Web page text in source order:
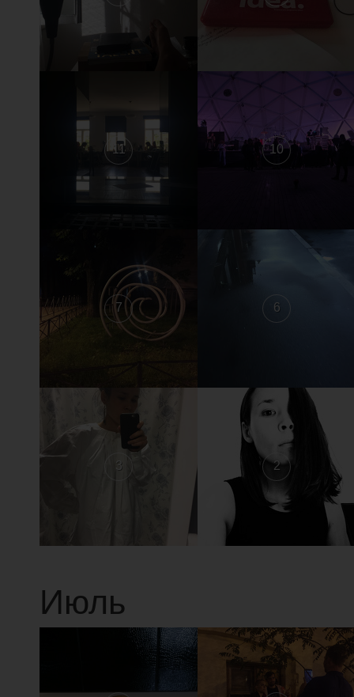
11 10
7 6
3 2
Июль